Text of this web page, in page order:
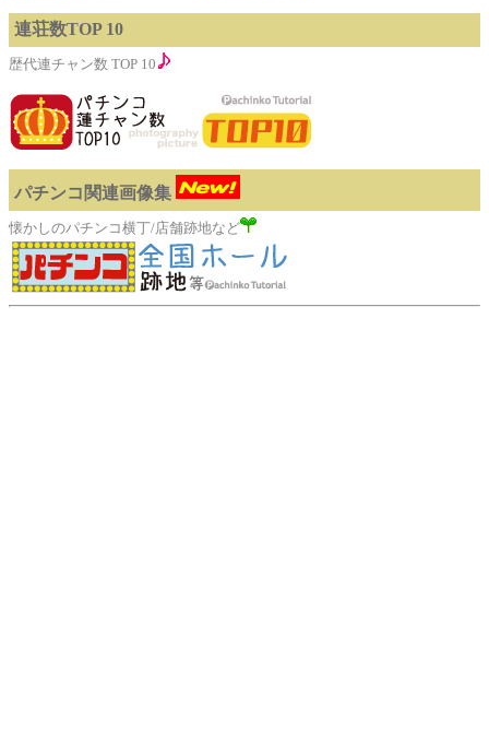
連荘数TOP 10
歴代連チャン数 TOP 10
パチンコ関連画像集
懐かしのパチンコ横丁/店舗跡地など